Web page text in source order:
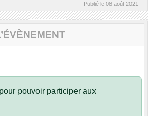
Publié le 08 août 2021
pour pouvoir participer aux